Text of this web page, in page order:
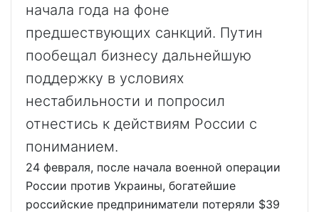
начала года на фоне
предшествующих санкций. Путин
пообещал бизнесу дальнейшую
поддержку в условиях
нестабильности и попросил
отнестись к действиям России с
пониманием.
24 февраля, после начала военной операции
России против Украины, богатейшие
российские предприниматели потеряли $39